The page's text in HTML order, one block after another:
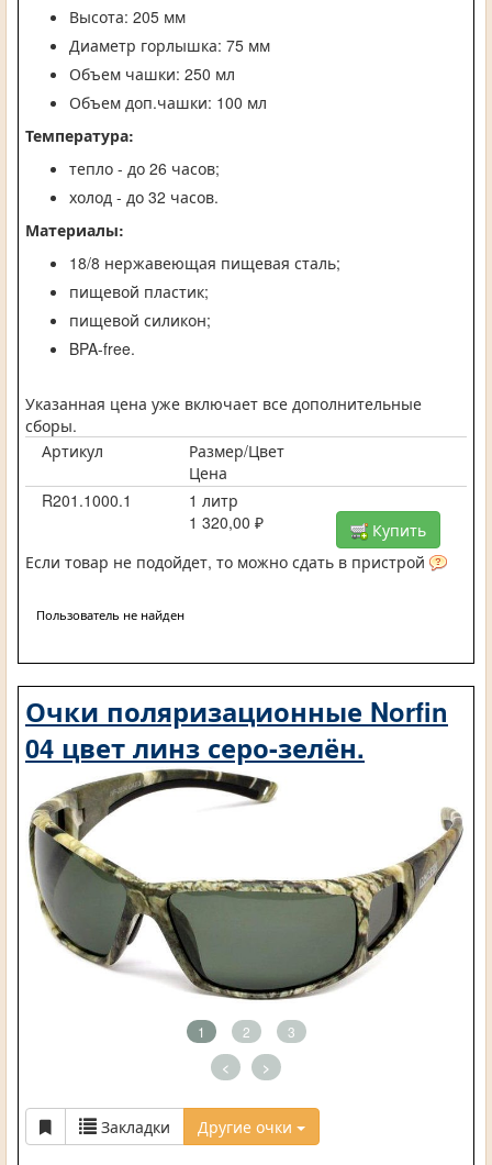
Высота: 205 мм
Диаметр горлышка: 75 мм
Объем чашки: 250 мл
Объем доп.чашки: 100 мл
Температура:
тепло - до 26 часов;
холод - до 32 часов.
Материалы:
18/8 нержавеющая пищевая сталь;
пищевой пластик;
пищевой силикон;
BPA-free.
Указанная цена уже включает все дополнительные
сборы.
Артикул
Размер/Цвет
Цена
R201.1000.1
1 литр
1 320,00 ₽
Купить
Если товар не подойдет, то можно сдать в пристрой
Пользователь не найден
Очки поляризационные Norfin
04 цвет линз серо-зелён.
1 2 3
< >
Закладки Другие очки